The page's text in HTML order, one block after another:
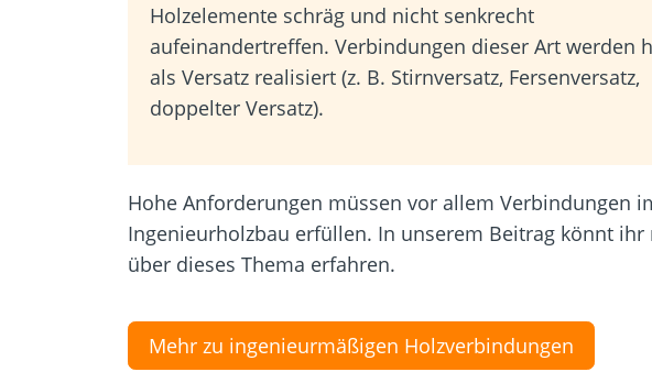
Holzelemente schräg und nicht senkrecht
aufeinandertreffen. Verbindungen dieser Art werden
als Versatz realisiert (z. B. Stirnversatz, Fersenversatz,
doppelter Versatz).
Hohe Anforderungen müssen vor allem Verbindungen
Ingenieurholzbau erfüllen. In unserem Beitrag könnt ihr
über dieses Thema erfahren.
Mehr zu ingenieurmäßigen Holzverbindungen